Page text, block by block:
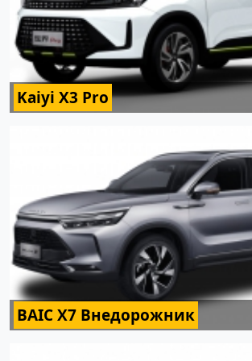
Kaiyi X3 Pro
BAIC X7 Внедорожник